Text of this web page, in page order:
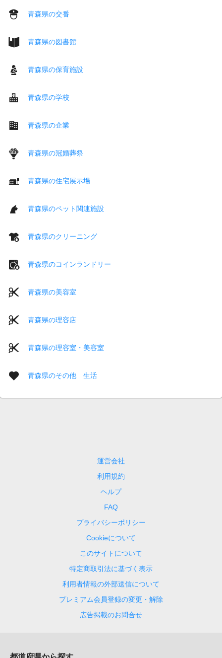
青森県の交番
青森県の図書館
青森県の保育施設
青森県の学校
青森県の企業
青森県の冠婚葬祭
青森県の住宅展示場
青森県のペット関連施設
青森県のクリーニング
青森県のコインランドリー
青森県の美容室
青森県の理容店
青森県の理容室・美容室
青森県のその他 生活
運営会社
利用規約
ヘルプ
FAQ
プライバシーポリシー
Cookieについて
このサイトについて
特定商取引法に基づく表示
利用者情報の外部送信について
プレミアム会員登録の変更・解除
広告掲載のお問合せ